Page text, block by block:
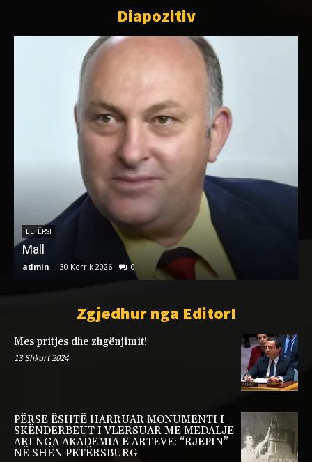
Diapozitiv
LETËRSI
Mall
admin - 30 Korrik 2026 0
Zgjedhur nga EditorI
Mes pritjes dhe zhgënjimit!
13 Shkurt 2024
PËRSE ËSHTË HARRUAR MONUMENTI I
SKËNDERBEUT I VLERSUAR ME MEDALJE
ARI NGA AKADEMIA E ARTEVE: “RJEPIN”
NË SHËN PETËRSBURG